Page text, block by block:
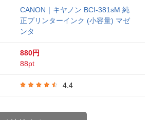
CANON｜キヤノン BCI-381sM 純
正プリンターインク (小容量) マゼ
ンタ
880円
88pt
4.4